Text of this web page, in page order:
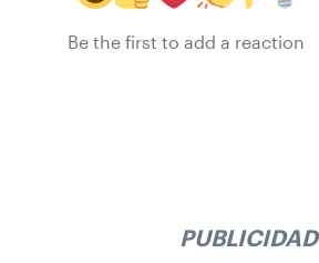
Be the first to add a reaction
PUBLICIDAD